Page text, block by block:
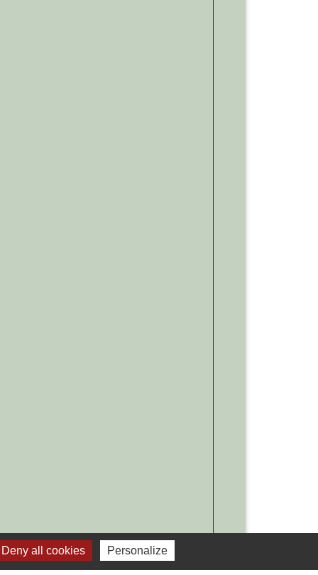
Deny all cookies Personalize